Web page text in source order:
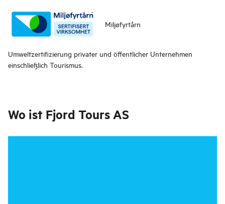
Miljøfyrtårn
Umweltzertifizierung privater und öffentlicher Unternehmen
einschließlich Tourismus.
Wo ist Fjord Tours AS